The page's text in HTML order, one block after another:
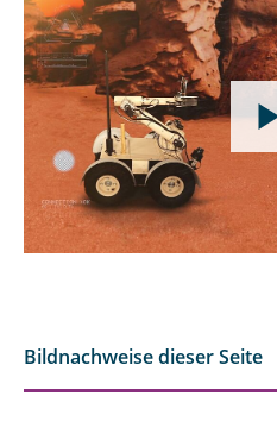
Bildnachweise dieser Seite